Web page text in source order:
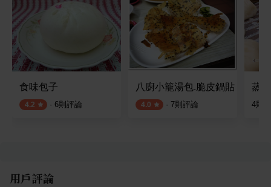
食味包子
4.2 · 6則評論
八廚小籠湯包.脆皮鍋貼
4.0 · 7則評論
蒸
4則
用戶評論